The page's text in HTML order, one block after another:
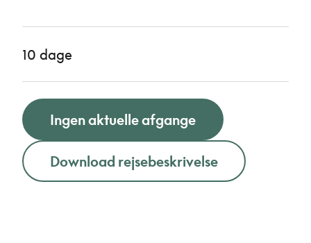
10 dage
Ingen aktuelle afgange
Download rejsebeskrivelse